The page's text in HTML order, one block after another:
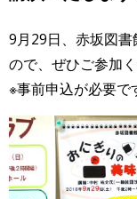
9月29日、赤坂図
ので、ぜひご参加く
※事前申込が必要で